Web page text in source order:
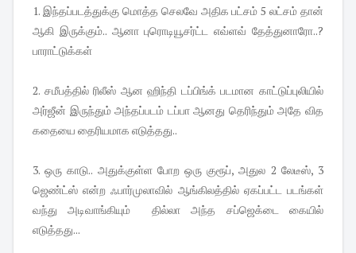
1. இந்தப்படத்துக்கு மொத்த செலவே அதிக பட்சம் 5 லட்சம் தான்
ஆகி இருக்கும்.. ஆனா புரொடியூசர்ட்ட எவ்ளவ் தேத்துனாரோ..?
பாராட்டுக்கள்
2. சமீபத்தில் ரிலீஸ் ஆன ஹிந்தி டப்பிங்க் படமான காட்டுப்புலியில்
அர்ஜீன் இருந்தும் அந்தப்படம் டப்பா ஆனது தெரிந்தும் அதே வித
கதையை தைரியமாக எடுத்தது..
3. ஒரு காடு.. அதுக்குள்ள போற ஒரு குரூப், அதுல 2 லேடீஸ், 3
ஜெண்ட்ஸ் என்ற ஃபார்முலாவில் ஆங்கிலத்தில் ஏகப்பட்ட படங்கள்
வந்து அடிவாங்கியும் தில்லா அந்த சப்ஜெக்டை கையில்
எடுத்தது...